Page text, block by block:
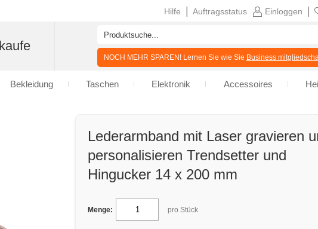
Lederarmband mit Laser gravieren
personalisieren Trendsetter und
Hingucker 14 x 200 mm
Menge: pro Stück
Einloggen
Auftragsstatus
Hilfe
NOCH MEHR SPAREN! Lernen Sie wie Sie Business
Bekleidung Taschen Elektronik Accessoires